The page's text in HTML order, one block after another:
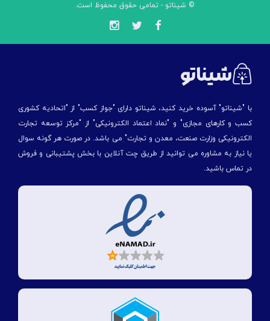
© شیناتو - تمامی حقوق محفوظ است.
با "شیناتو" آسوده خرید کنید، شیناتو دارای "جواز کسب" از "اتحادیه کشوری
کسب و کارهای مجازی" و "نماد اعتماد الکترونیکی" از "مركز توسعه تجارت
الكترونیكی وزارت صنعت، معدن و تجارت" می باشد. در صورت هر گونه سوال
یا نیاز به مشاوره می توانید از طریق چت آنلاین با بخش پشتیبانی و فروش
در تماس باشید.